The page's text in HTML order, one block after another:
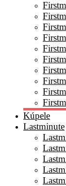
Kúpele
Lastminute